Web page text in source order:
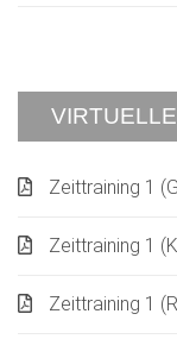
Zeittraining 1
Zeittraining 1
Zeittraining 1